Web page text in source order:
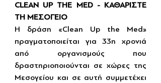
CLEAN UP THE MED - ΚΑΘΑΡΙΣΤΕ
ΤΗ ΜΕΣΟΓΕΙΟ
Η δράση «Clean Up the Med»
πραγματοποιείται για 33η χρονιά
από οργανισμούς που
δραστηριοποιούνται σε χώρες της
Μεσογείου και σε αυτή συμμετέχει